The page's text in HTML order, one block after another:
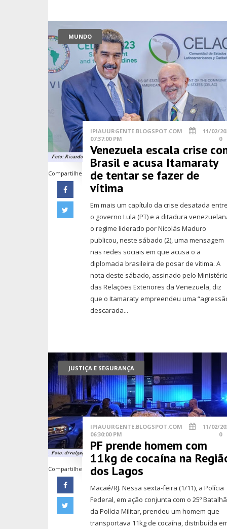
MUNDO
Compartilhe
IPIAUURGENTE.BLOGSPOT.COM
11/02/
07:37:00 PM
0
Venezuela escala crise
Brasil e acusa Itamaraty
de tentar se fazer de
vítima
Em mais um capítulo da crise desatada
o governo Lula (PT) e a ditadura
o regime liderado por Nicolás Maduro
publicou, neste sábado (2), uma mensagem
nas redes sociais em que acusa o a
diplomacia brasileira de posar de vítima. A
nota deste sábado, assinado pelo
das Relações Exteriores da Venezuela, diz
que o Itamaraty empreendeu uma
descarada...
JUSTIÇA E SEGURANÇA
Compartilhe
IPIAUURGENTE.BLOGSPOT.COM
11/02/
06:30:00 PM
0
PF prende homem com
11kg de cocaína na
dos Lagos
Macaé/RJ. Nessa sexta-feira (1/11), a Polícia
Federal, em ação conjunta com o 25º
da Polícia Militar, prendeu um homem que
transportava 11kg de cocaína, distribuída